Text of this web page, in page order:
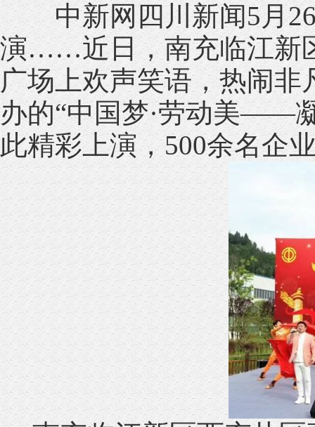
中新网四川新闻5月26
演……近日，南充临江新
广场上欢声笑语，热闹
办的“中国梦·劳动美——
此精彩上演，500余名企